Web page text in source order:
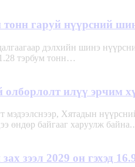
гаруй нүүрсний
дэлхийн шинэ
тэрбум тонн…
илүү эрчим
мэдээлснээр, Хятадын
өндөр байгааг харуулж
зээл 2029 он гэхэд